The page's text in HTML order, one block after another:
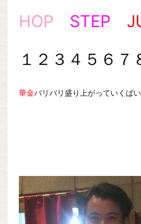
HOP STEP
１２３４５６７
華金バリバリ盛り上がっていくばい